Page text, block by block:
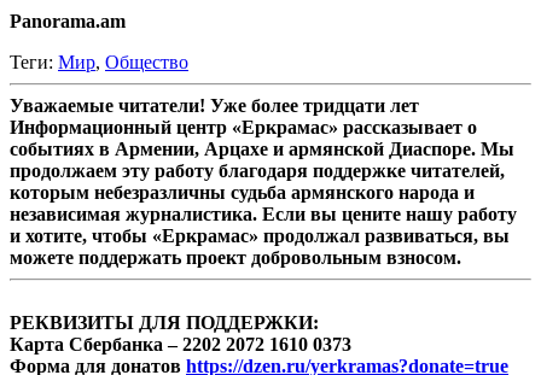
Panorama.am
Теги: Мир, Общество
Уважаемые читатели! Уже более тридцати лет
Информационный центр «Еркрамас» рассказывает о
событиях в Армении, Арцахе и армянской Диаспоре. Мы
продолжаем эту работу благодаря поддержке читателей,
которым небезразличны судьба армянского народа и
независимая журналистика. Если вы цените нашу работу
и хотите, чтобы «Еркрамас» продолжал развиваться, вы
можете поддержать проект добровольным взносом.
РЕКВИЗИТЫ ДЛЯ ПОДДЕРЖКИ:
Карта Сбербанка – 2202 2072 1610 0373
Форма для донатов https://dzen.ru/yerkramas?donate=true